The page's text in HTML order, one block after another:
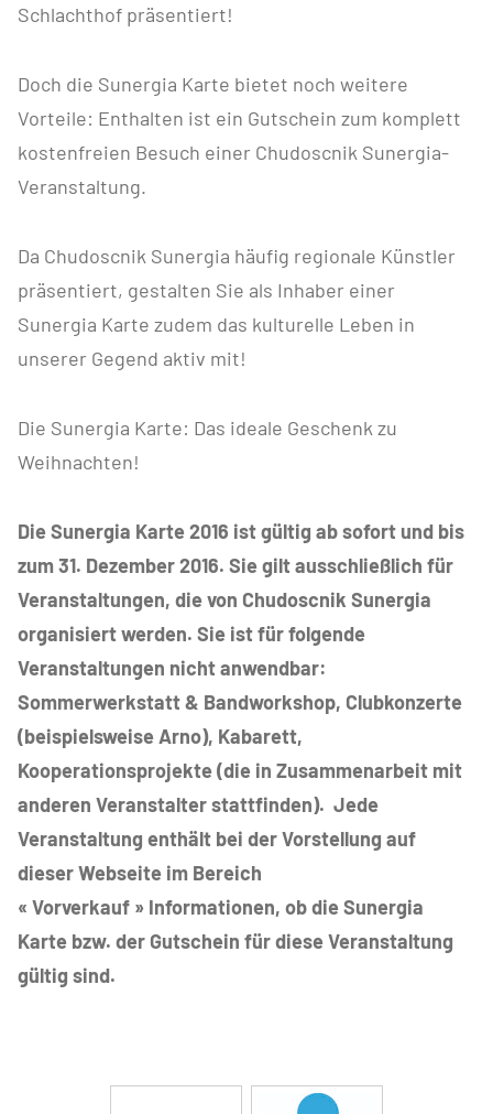
Schlachthof präsentiert!
Doch die Sunergia Karte bietet noch weitere
Vorteile: Enthalten ist ein Gutschein zum komplett
kostenfreien Besuch einer Chudoscnik Sunergia-
Veranstaltung.
Da Chudoscnik Sunergia häufig regionale Künstler
präsentiert, gestalten Sie als Inhaber einer
Sunergia Karte zudem das kulturelle Leben in
unserer Gegend aktiv mit!
Die Sunergia Karte: Das ideale Geschenk zu
Weihnachten!
Die Sunergia Karte 2016 ist gültig ab sofort und bis
zum 31. Dezember 2016. Sie gilt ausschließlich für
Veranstaltungen, die von Chudoscnik Sunergia
organisiert werden. Sie ist für folgende
Veranstaltungen nicht anwendbar:
Sommerwerkstatt & Bandworkshop, Clubkonzerte
(beispielsweise Arno), Kabarett,
Kooperationsprojekte (die in Zusammenarbeit mit
anderen Veranstalter stattfinden). Jede
Veranstaltung enthält bei der Vorstellung auf
dieser Webseite im Bereich
« Vorverkauf » Informationen, ob die Sunergia
Karte bzw. der Gutschein für diese Veranstaltung
gültig sind.